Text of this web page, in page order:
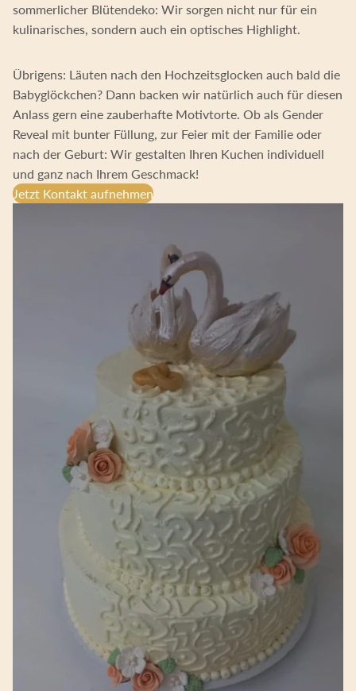
sommerlicher Blütendeko: Wir sorgen nicht nur für ein
kulinarisches, sondern auch ein optisches Highlight.
Übrigens: Läuten nach den Hochzeitsglocken auch bald die
Babyglöckchen? Dann backen wir natürlich auch für diesen
Anlass gern eine zauberhafte Motivtorte. Ob als Gender
Reveal mit bunter Füllung, zur Feier mit der Familie oder
nach der Geburt: Wir gestalten Ihren Kuchen individuell
und ganz nach Ihrem Geschmack!
Jetzt Kontakt aufnehmen